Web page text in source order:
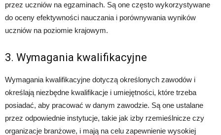
przez uczniów na egzaminach. Są one często wykorzystywane
do oceny efektywności nauczania i porównywania wyników
uczniów na poziomie krajowym.
3. Wymagania kwalifikacyjne
Wymagania kwalifikacyjne dotyczą określonych zawodów i
określają niezbędne kwalifikacje i umiejętności, które trzeba
posiadać, aby pracować w danym zawodzie. Są one ustalane
przez odpowiednie instytucje, takie jak izby rzemieślnicze czy
organizacje branżowe, i mają na celu zapewnienie wysokiej